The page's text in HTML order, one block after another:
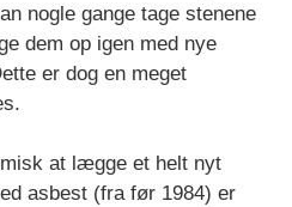
nogle gange tage stenene
dem op igen med nye
er dog en meget
at lægge et helt nyt
asbest (fra før 1984) er